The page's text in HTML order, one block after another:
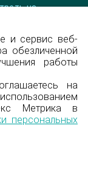
на
и сервис веб-
обезличенной
работы
на
Метрика в
персональных